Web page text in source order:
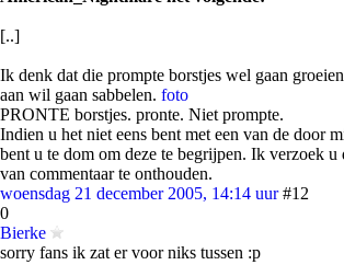
[..]
Ik denk dat die prompte borstjes wel gaan
aan wil gaan sabbelen. foto
PRONTE borstjes. pronte. Niet prompte.
Indien u het niet eens bent met een van de door
bent u te dom om deze te begrijpen. Ik verzoek
van commentaar te onthouden.
woensdag 21 december 2005, 14:14 uur #12
0
Bierke
sorry fans ik zat er voor niks tussen :p